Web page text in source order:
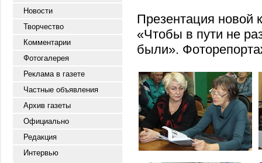
Новости
Творчество
Комментарии
Фотогалерея
Реклама в газете
Частные объявления
Архив газеты
Официально
Редакция
Интервью
Презентация новой
«Чтобы в пути не
были».